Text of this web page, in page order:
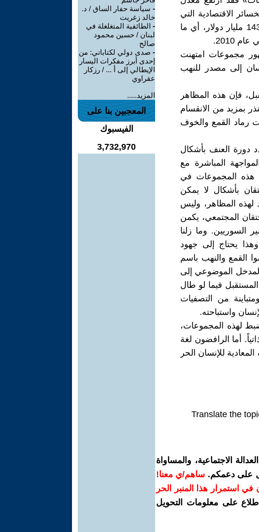
137%، أما إجمالي الخسائر الاقتصادية التي
منيت بها سوريا في السنوات الثلاث الماضية، فتقدّر بنحو 143.8 مليار دولار، أي ما
مجموعات امتهنت
إلى مصدر للنهب
فإن هذه المظاهر
بمزيد من الانقسام
رماد القمع والخوف
دورة العنف بأشكال
المباشرة مع
هذه المجموعات في
بأشكال لا يمكن
لهذه المظاهر، وليس
المجتمعي، يكمن
السوريين. وما زلنا
يحتاج إلى جهود
القمع والنهب باسم
الموضوعي إلى
فيما لو طال
من التصفيات
واستباحته.
لهذه المجموعات،
أما الرافضون لغة
للإنسان الحر
Translate the
الاجتماعية، والمساواة
على دعمكم. ساهم/ي معنا!
في استمرار هذا المنبر الحر
على معلومات التحويل
- سياسة حفار الساق / د.
خالد زغريت
- الطائفية المتغلغلة في
لبنان / حسين محمود
صالح
- صدى دولي لكتاباتي: من
إحدى أبرز مفكرات اليسار
الإيطالي إلى أ ... / رزكار
عقراوي
المزيد.....
المعجبين بنا على
الفيسبوك
3,732,970